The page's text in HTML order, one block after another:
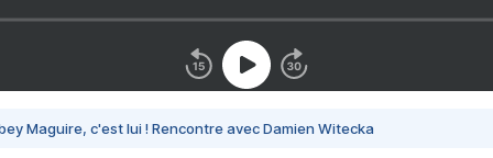
Maguire, c'est lui ! Rencontre avec Damien Witecka